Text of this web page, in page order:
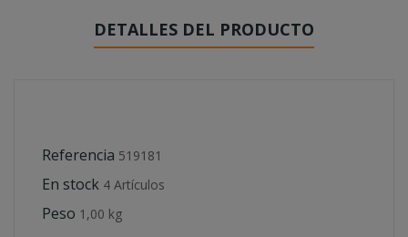
DETALLES DEL PRODUCTO
Referencia 519181
En stock 4 Artículos
Peso 1,00 kg